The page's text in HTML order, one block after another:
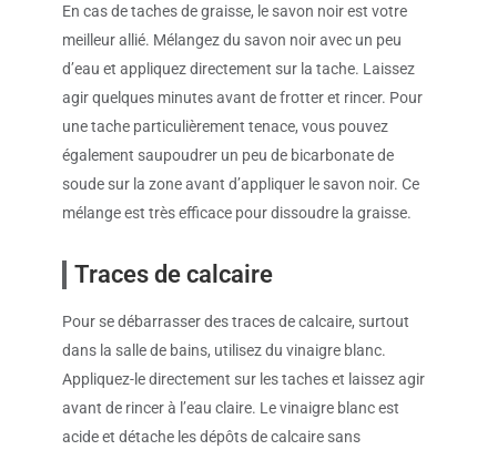
En cas de taches de graisse, le savon noir est votre
meilleur allié. Mélangez du savon noir avec un peu
d’eau et appliquez directement sur la tache. Laissez
agir quelques minutes avant de frotter et rincer. Pour
une tache particulièrement tenace, vous pouvez
également saupoudrer un peu de bicarbonate de
soude sur la zone avant d’appliquer le savon noir. Ce
mélange est très efficace pour dissoudre la graisse.
Traces de calcaire
Pour se débarrasser des traces de calcaire, surtout
dans la salle de bains, utilisez du vinaigre blanc.
Appliquez-le directement sur les taches et laissez agir
avant de rincer à l’eau claire. Le vinaigre blanc est
acide et détache les dépôts de calcaire sans